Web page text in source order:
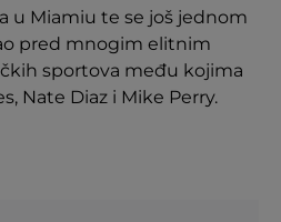
u Miamiu te se još jednom
pred mnogim elitnim
sportova među kojima
Nate Diaz i Mike Perry.